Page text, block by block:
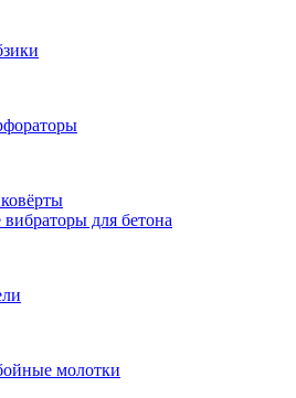
для бетона
молотки